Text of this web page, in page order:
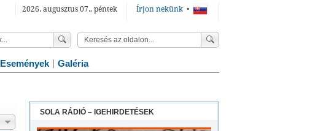
Írjon nekünk •
2026. augusztus 07., péntek
Események Galéria
SOLA RÁDIÓ – IGEHIRDETÉSEK